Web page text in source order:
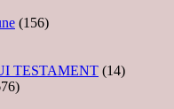
(156)
TESTAMENT (14)